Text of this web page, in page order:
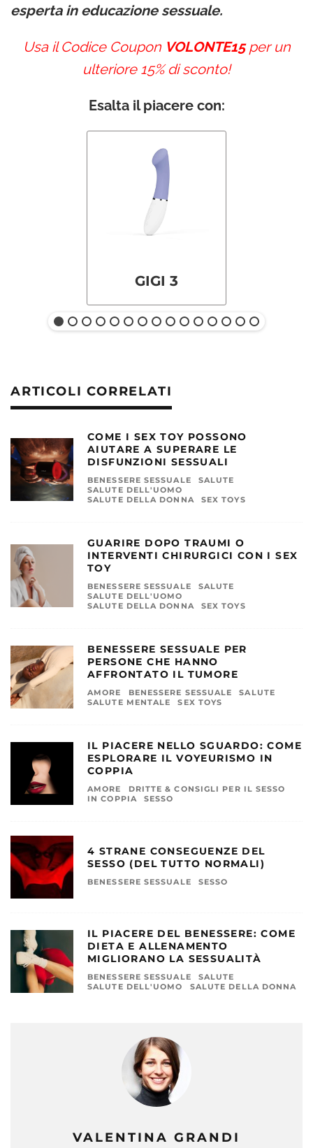
esperta in educazione sessuale.
Usa il Codice Coupon VOLONTE15per un
ulteriore 15% di sconto!
Esalta il piacere con:
GIGI 3
VALENTINA GRANDI
ARTICOLI CORRELATI
COME I SEX TOY POSSONO
AIUTARE A SUPERARE LE
DISFUNZIONI SESSUALI
BENESSERE SESSUALE
SALUTE
SALUTE DELL'UOMO
SALUTE DELLA DONNA
SEX TOYS
GUARIRE DOPO TRAUMI O
INTERVENTI CHIRURGICI CON I SEX
TOY
BENESSERE SESSUALE
SALUTE
SALUTE DELL'UOMO
SALUTE DELLA DONNA
SEX TOYS
BENESSERE SESSUALE PER
PERSONE CHE HANNO
AFFRONTATO IL TUMORE
AMORE BENESSERE SESSUALE
SALUTE
SALUTE MENTALE
SEX TOYS
IL PIACERE NELLO SGUARDO: COME
ESPLORARE IL VOYEURISMO IN
COPPIA
AMORE
DRITTE & CONSIGLI PER IL SESSO
IN COPPIA
SESSO
4 STRANE CONSEGUENZE DEL
SESSO (DEL TUTTO NORMALI)
BENESSERE SESSUALE SESSO
IL PIACERE DEL BENESSERE: COME
DIETA E ALLENAMENTO
MIGLIORANO LA SESSUALITÀ
BENESSERE SESSUALE
SALUTE
SALUTE DELL'UOMO
SALUTE DELLA DONNA